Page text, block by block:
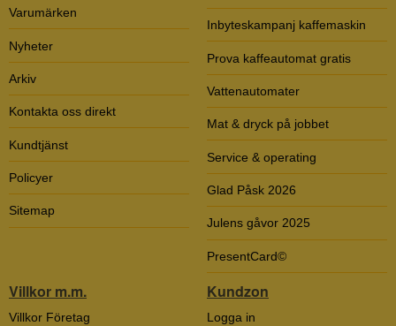
Varumärken
Nyheter
Arkiv
Kontakta oss direkt
Kundtjänst
Policyer
Sitemap
Inbyteskampanj kaffemaskin
Prova kaffeautomat gratis
Vattenautomater
Mat & dryck på jobbet
Service & operating
Glad Påsk 2026
Julens gåvor 2025
PresentCard©
Villkor m.m.
Villkor Företag
Kundzon
Logga in